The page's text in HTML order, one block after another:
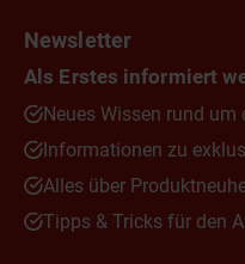
Newsletter
Als Erstes informiert
Neues Wissen rund um
Informationen zu
Alles über
Tipps & Tricks für den